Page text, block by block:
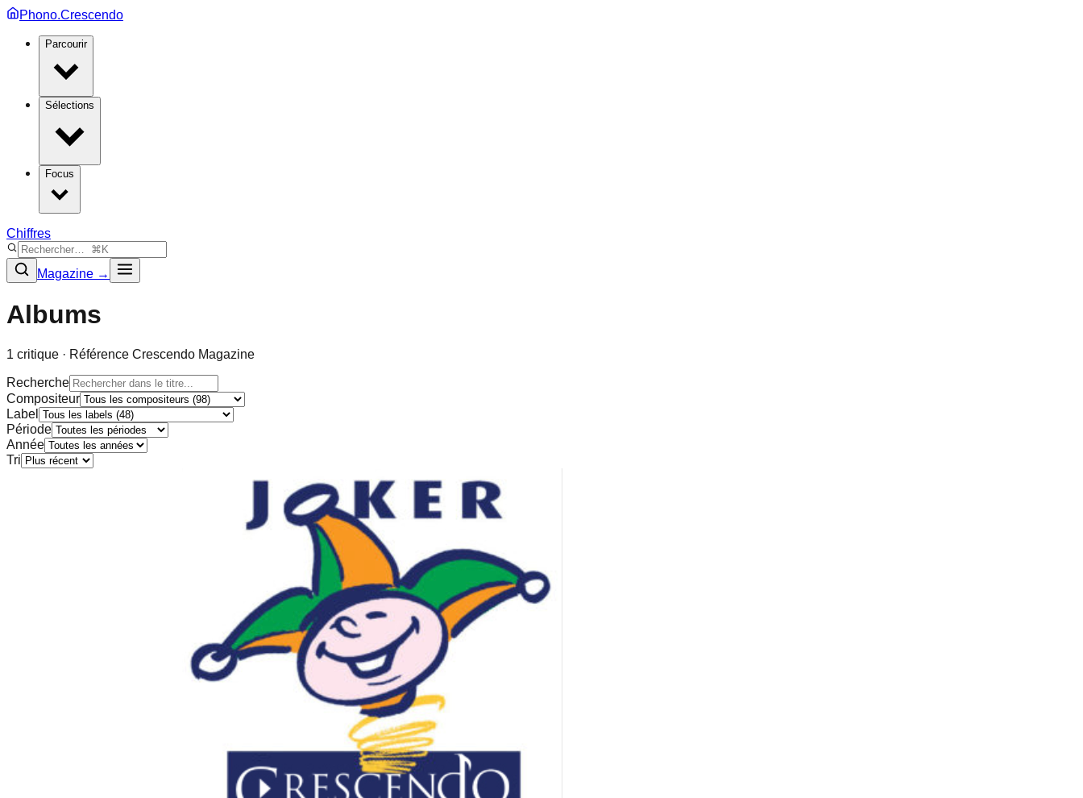
Phono.Crescendo
Parcourir
Sélections
Focus
Chiffres
Magazine →
Albums
1 critique · Référence Crescendo Magazine
Recherche
Compositeur
Label
Période
Année
Tri